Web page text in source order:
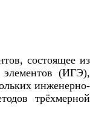
состоящее из
элементов (ИГЭ),
инженерно-
трёхмерной